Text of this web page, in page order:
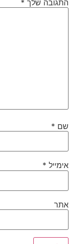
התגובה שלך *
שם *
אימייל *
אתר